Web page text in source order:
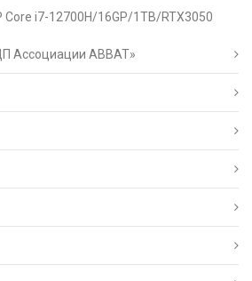
Core i7-12700H/16GP/1TB/RTX3050
Ассоциации АВВАТ»